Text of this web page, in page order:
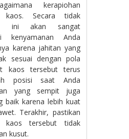
kerapiohan
kaos. Secara tidak
ini akan sangat
kenyamanan Anda
karena jahitan yang
sesuai dengan pola
kaos tersebut terus
posisi saat Anda
yang sempit juga
baik karena lebih kuat
Terakhir, pastikan
kaos tersebut tidak
kusut.